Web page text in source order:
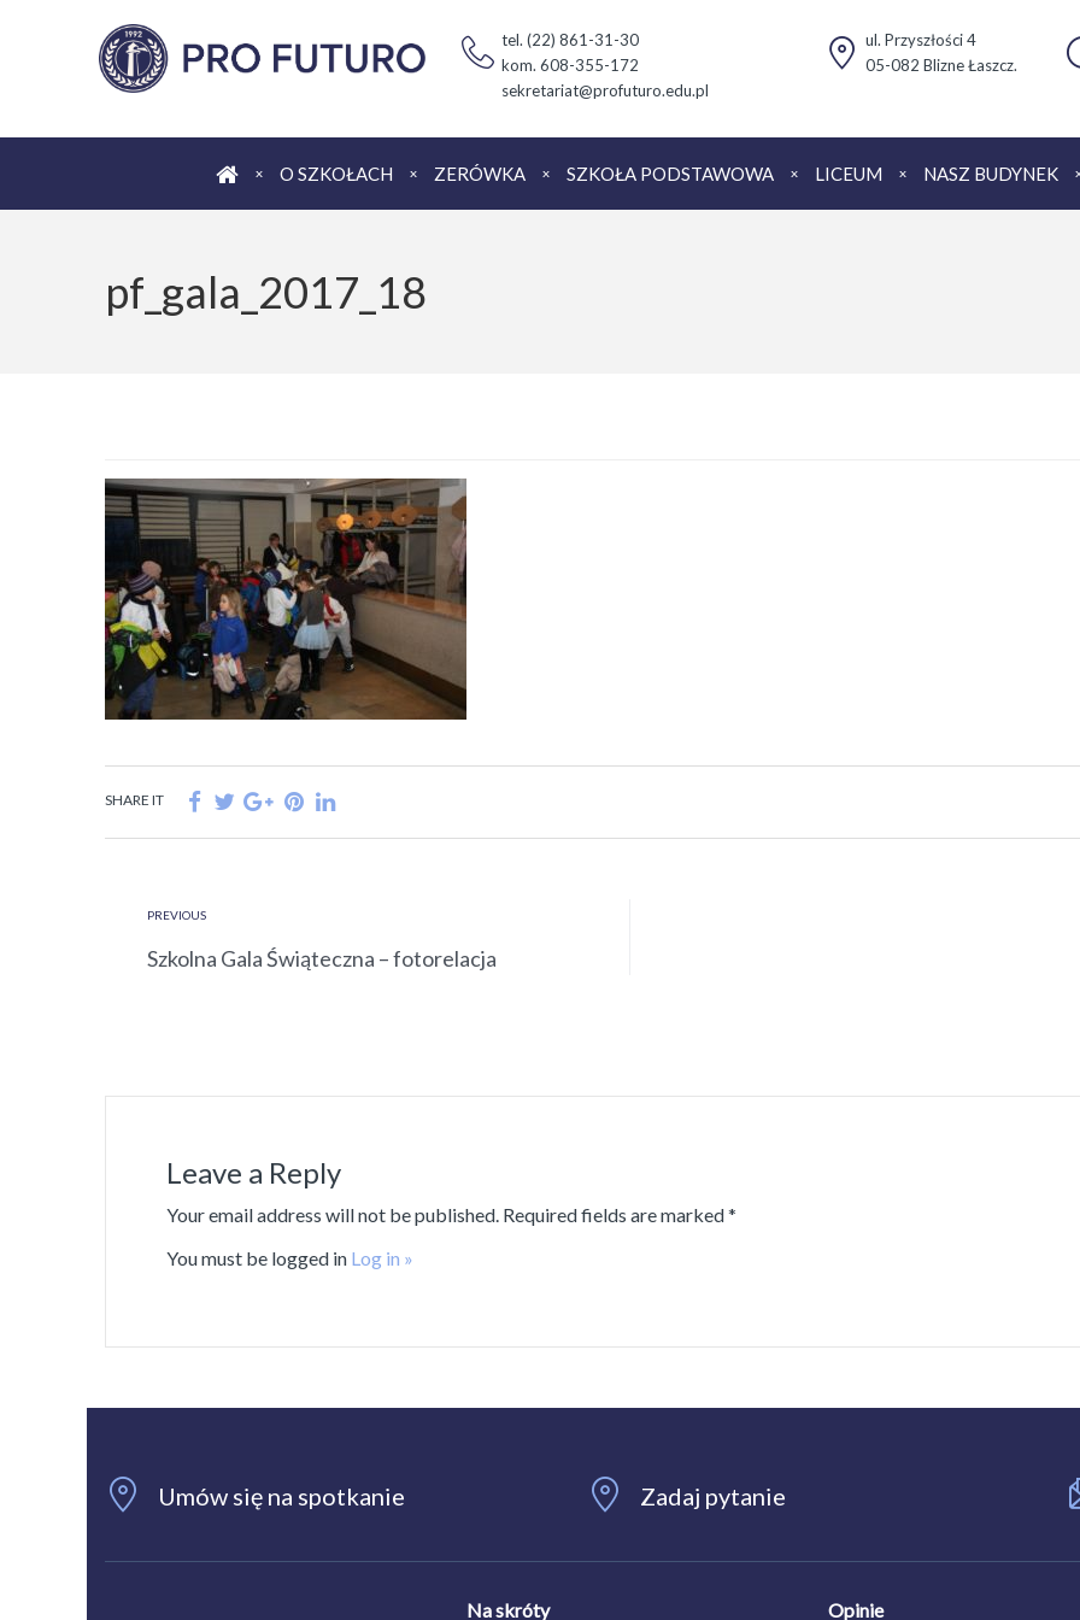
tel. (22) 861-31-30
kom. 608-355-172
sekretariat@profuturo.edu.pl
ul. Przyszłości 4
05-082 Blizne Łaszcz.
Strona głównaO SZKOŁACH ZERÓWKA SZKOŁA PODSTAWOWA LICEUM NASZ BUDYNEK
pf_gala_2017_18
SHARE IT
PREVIOUS
Szkolna Gala Świąteczna – fotorelacja
Leave a Reply
Your email address will not be published. Required fields are marked *
You must be logged in Log in »
Umów się na spotkanie Zadaj pytanie
Na skróty Opinie